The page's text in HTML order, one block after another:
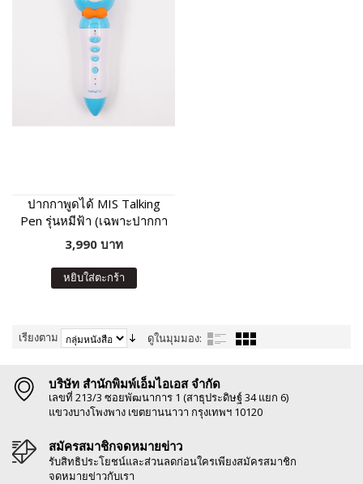
ปากกาพูดได้ MIS Talking
Pen รุ่นหมีฟ้า (เฉพาะปากกา
พูดได้ ไม่มีหนังสือในชุด)
3,990 บาท
หยิบใส่ตะกร้า
เรียงตาม ดูในมุมมอง:
บริษัท สำนักพิมพ์เอ็มไอเอส จำกัด
เลขที่ 213/3 ซอยพัฒนาการ 1 (สาธุประดิษฐ์ 34 แยก 6)
แขวงบางโพงพาง เขตยานนาวา กรุงเทพฯ 10120
สมัครสมาชิกจดหมายข่าว
รับสิทธิประโยชน์และส่วนลดก่อนใครเพียงสมัครสมาชิก
จดหมายข่าวกับเรา